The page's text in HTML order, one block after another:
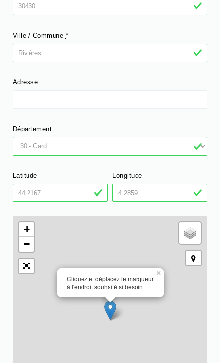
Ville / Commune *
Adresse
Département
Latitude Longitude
Cliquez et déplacez le marqueur
à l'endroit souhaité si besoin
×
+
−